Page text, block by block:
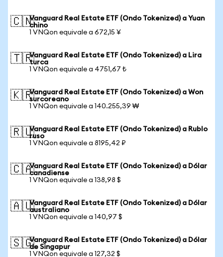
🇨🇳Vanguard Real Estate ETF (Ondo Tokenized) a Yuan
chino
1 VNQon equivale a 672,15 ¥
🇹🇷Vanguard Real Estate ETF (Ondo Tokenized) a Lira
turca
1 VNQon equivale a 4751,67 ₺
🇰🇷Vanguard Real Estate ETF (Ondo Tokenized) a Won
surcoreano
1 VNQon equivale a 140.255,39 ₩
🇷🇺Vanguard Real Estate ETF (Ondo Tokenized) a Rublo
ruso
1 VNQon equivale a 8195,42 ₽
🇨🇦Vanguard Real Estate ETF (Ondo Tokenized) a Dólar
canadiense
1 VNQon equivale a 138,98 $
🇦🇺Vanguard Real Estate ETF (Ondo Tokenized) a Dólar
australiano
1 VNQon equivale a 140,97 $
🇸🇬Vanguard Real Estate ETF (Ondo Tokenized) a Dólar
de Singapur
1 VNQon equivale a 127,32 $